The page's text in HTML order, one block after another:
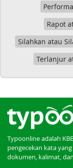
Rapot
Silahkan atau
Terlanjur
Typoonline adalah
pengecekan kata
dokumen, kalimat,